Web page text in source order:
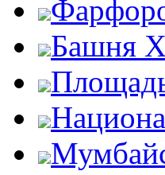
Башня